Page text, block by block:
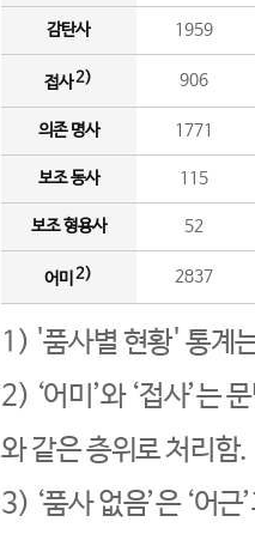
감탄사 1959
접사2) 906
의존 명사 1771
보조 동사 115
보조 형용사 52
어미 2) 2837
1) '품사별 현황' 통계
2) ‘어미’와 ‘접사’는
와 같은 층위로 처리함.
3) ‘품사 없음’은 ‘어